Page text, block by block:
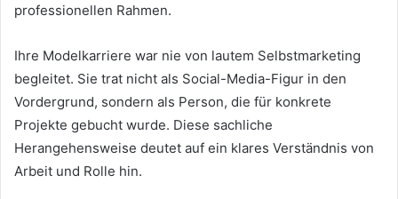
professionellen Rahmen.
Ihre Modelkarriere war nie von lautem Selbstmarketing
begleitet. Sie trat nicht als Social-Media-Figur in den
Vordergrund, sondern als Person, die für konkrete
Projekte gebucht wurde. Diese sachliche
Herangehensweise deutet auf ein klares Verständnis von
Arbeit und Rolle hin.